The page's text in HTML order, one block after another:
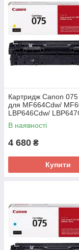
Картридж Canon
для MF664Cdw/
LBP646Cdw/
(6362C002AA)
В наявності
4 680 ₴
Купити